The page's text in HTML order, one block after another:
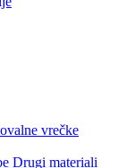
vrečke
Drugi materiali